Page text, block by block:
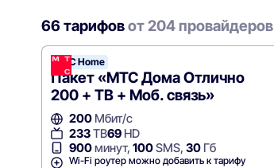
66 тарифовот 204 провайдеров
МТС Home
Пакет «МТС Дома Отлично
200 + ТВ + Моб. связь»
200Мбит/с
233ТВ69HD
900минут, 100SMS, 30Гб
Wi-Fi роутер можно добавить к тарифу